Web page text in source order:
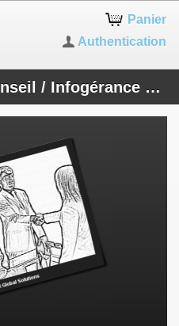
Panier
Authentication
3 Heures d'Audit / Conseil / Infogérance / Création